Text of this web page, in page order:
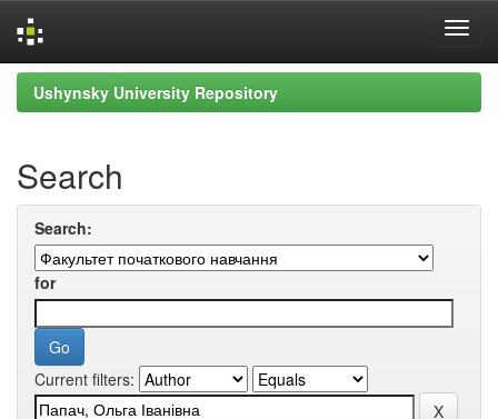
Skip
navigation
Ushynsky University Repository
Search
Search:
for
Current filters: